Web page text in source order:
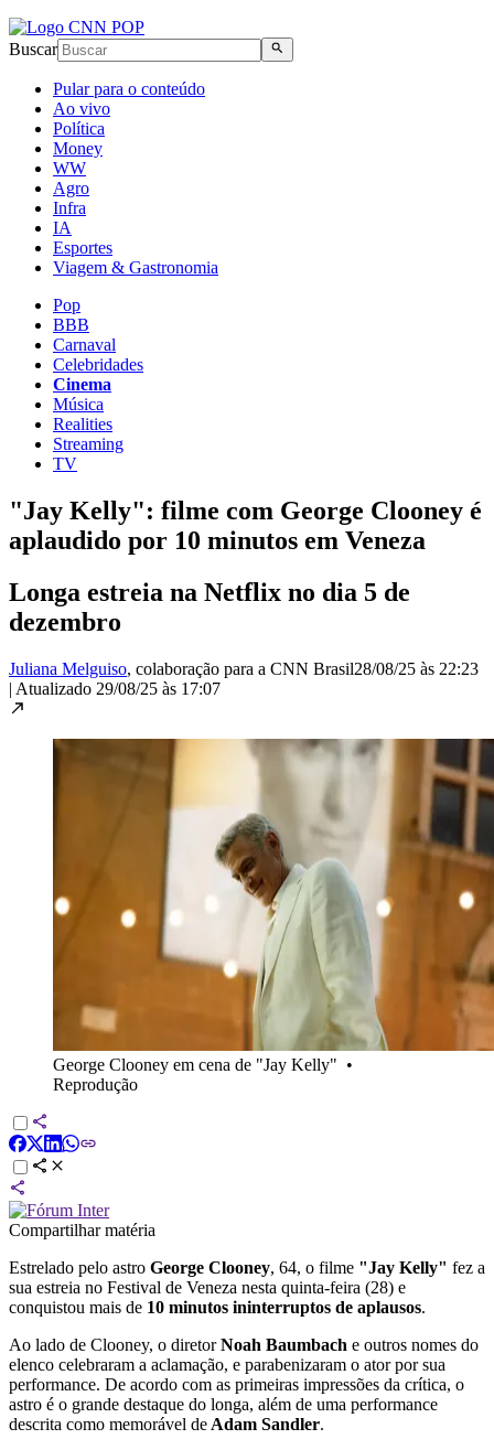
Buscar
Pular para o conteúdo
Ao vivo
Política
Money
WW
Agro
Infra
IA
Esportes
Viagem & Gastronomia
Pop
BBB
Carnaval
Celebridades
Cinema
Música
Realities
Streaming
TV
"Jay Kelly": filme com George Clooney é
aplaudido por 10 minutos em Veneza
Longa estreia na Netflix no dia 5 de
dezembro
Juliana Melguiso, colaboração para a CNN Brasil28/08/25 às 22:23
| Atualizado 29/08/25 às 17:07
George Clooney em cena de "Jay Kelly" •
Reprodução
Compartilhar matéria
Estrelado pelo astro George Clooney, 64, o filme "Jay Kelly" fez a
sua estreia no Festival de Veneza nesta quinta-feira (28) e
conquistou mais de 10 minutos ininterruptos de aplausos.
Ao lado de Clooney, o diretorNoah Baumbach e outros nomes do
elenco celebraram a aclamação, e parabenizaram o ator por sua
performance. De acordo com as primeiras impressões da crítica, o
astro é o grande destaque do longa, além de uma performance
descrita como memorável de Adam Sandler.